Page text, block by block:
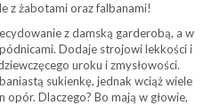
z żabotami oraz falbanami!
z damską garderobą, a w
Dodaje strojowi lekkości i
uroku i zmysłowości.
sukienkę, jednak wciąż wiele
Dlaczego? Bo mają w głowie,